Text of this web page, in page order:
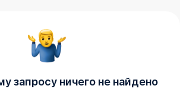
запросу ничего не найдено